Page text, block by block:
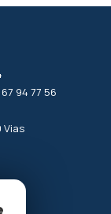
94 77 56
vias